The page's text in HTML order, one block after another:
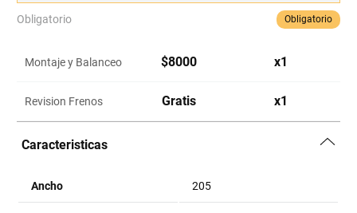
Obligatorio Obligatorio
Montaje y Balanceo $8000 x1
Revision Frenos Gratis x1
Caracteristicas
Ancho 205